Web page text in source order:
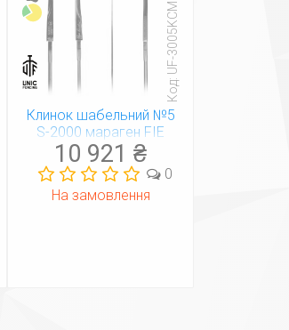
Код: UF-3005KCM
Клинок шабельний №5
S-2000 мараген FIE
«OLGA KHARLAN» Unic
10 921 ₴
0
На замовлення